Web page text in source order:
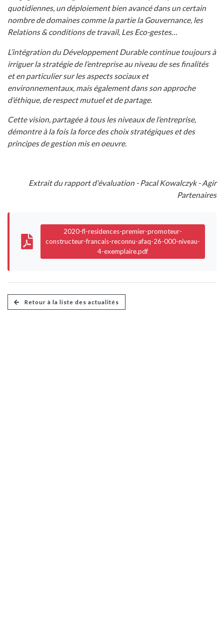
quotidiennes, un déploiement bien avancé dans un certain
nombre de domaines comme la partie la Gouvernance, les
Relations & conditions de travail, Les Eco-gestes…
L’intégration du Développement Durable continue toujours à
irriguer la stratégie de l’entreprise au niveau de ses finalités
et en particulier sur les aspects sociaux et
environnementaux, mais également dans son approche
d’éthique, de respect mutuel et de partage.
Cette vision, partagée à tous les niveaux de l’entreprise,
démontre à la fois la force des choix stratégiques et des
principes de gestion mis en oeuvre.
Extrait du rapport d'évaluation - Pacal Kowalczyk - Agir
Partenaires
2020-fl-residences-premier-promoteur-
constructeur-francais-reconnu-afaq-26-000-niveau-
4-exemplaire.pdf
Retour à la liste des actualités